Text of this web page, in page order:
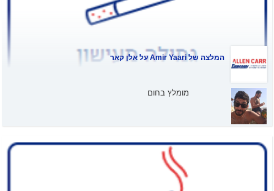
המלצה של על אלן קאר
מומלץ בחום